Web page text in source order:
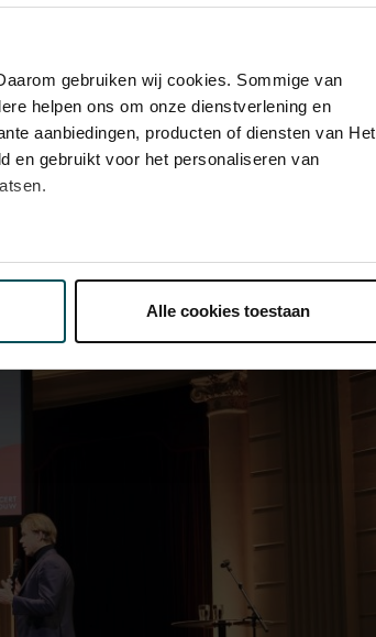
gebruiken wij cookies. Sommige van
helpen ons om onze dienstverlening en
aanbiedingen, producten of diensten van Het
en gebruikt voor het personaliseren van
wijzigen of intrekken.
verwerken.
Alle cookies toestaan